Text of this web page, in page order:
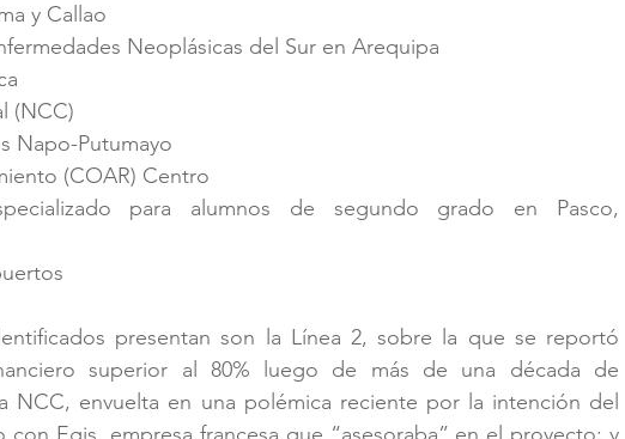
y Callao
Neoplásicas del Sur en Arequipa
(NCC)
Napo-Putumayo
(COAR) Centro
para alumnos de segundo grado en Pasco,
presentan son la Línea 2, sobre la que se reportó
superior al 80% luego de más de una década de
NCC, envuelta en una polémica reciente por la intención del